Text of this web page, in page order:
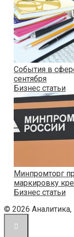
События в
сентября
Бизнес статьи
Минпромторг
маркировку
Бизнес статьи
© 2026